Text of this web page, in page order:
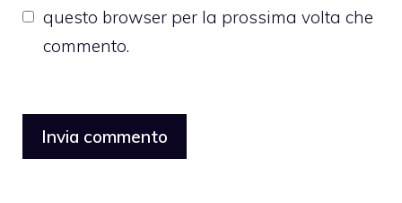
questo browser per la prossima volta che
commento.